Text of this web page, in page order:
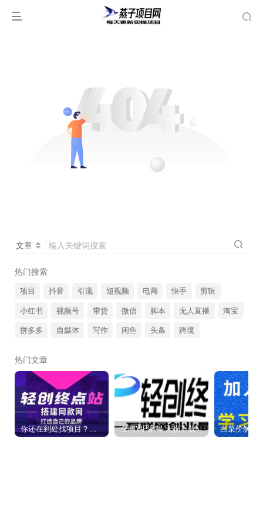
文章 输入关键词搜索
热门搜索
项目 抖音 引流 短视频 电商 快手
剪辑
小红书
视频号 带货 微信 脚本 无人直播
淘宝
拼多多
自媒体 写作 闲鱼 头条 跨境
热门文章
你还在到处找项目？还在当韭菜？我靠卖项目一个月收入5万+，曾经我也是个失败者。 全网VIP课程 无损下载~